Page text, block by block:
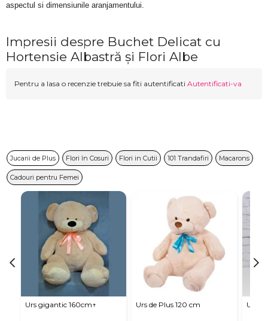
aspectul si dimensiunile aranjamentului.
Impresii despre Buchet Delicat cu
Hortensie Albastră și Flori Albe
Pentru a lasa o recenzie trebuie sa fiti autentificati Autentificati-va
Jucarii de Plus Flori în Cosuri Flori in Cutii 101 Trandafiri Macarons
Cadouri pentru Femei
Urs gigantic 160cm↑ Urs de Plus 120 cm Urs